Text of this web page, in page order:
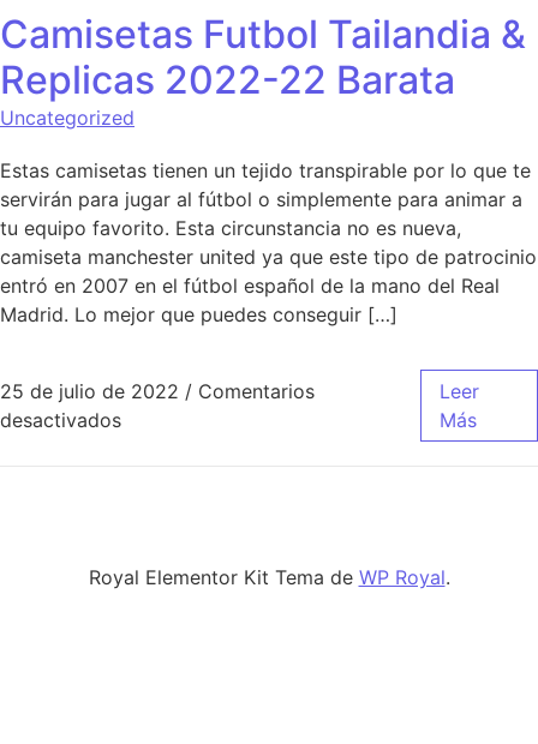
Camisetas Futbol Tailandia &
Replicas 2022-22 Barata
Uncategorized
Estas camisetas tienen un tejido transpirable por lo que te
servirán para jugar al fútbol o simplemente para animar a
tu equipo favorito. Esta circunstancia no es nueva,
camiseta manchester united ya que este tipo de patrocinio
entró en 2007 en el fútbol español de la mano del Real
Madrid. Lo mejor que puedes conseguir […]
25 de julio de 2022 / Comentarios
desactivadosen Camisetas Futbol Tailandia & Replicas
Leer
Más
Royal Elementor Kit Tema de WP Royal.